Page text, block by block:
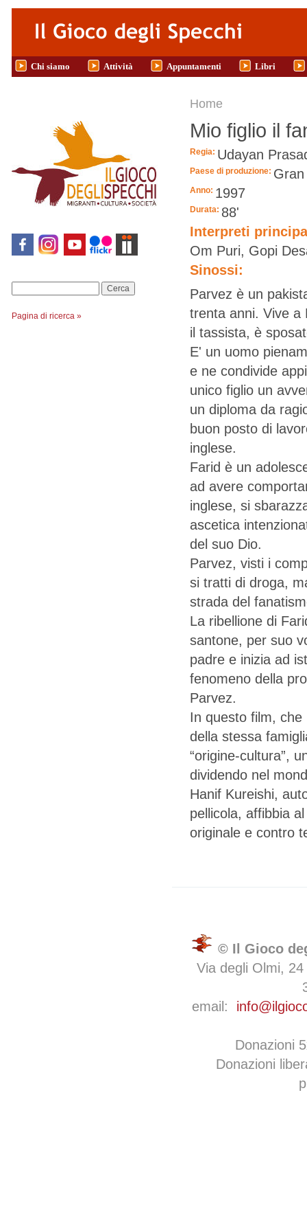
Salta al contenuto principale
Chi siamo Attività Appuntamenti Libri
Pagina di ricerca »
Tu sei qui
Home
Mio figlio il
Regia: Udayan
Paese di produzione:
Anno: 1997
Durata: 88'
Interpreti
Om Puri, Gopi
Sinossi:
Parvez è un
trenta anni. Vive a
il tassista, è
E' un uomo
e ne condivide
unico figlio un
un diploma da
buon posto di
inglese.
Farid è un
ad avere
inglese, si
ascetica
del suo Dio.
Parvez, visti i
si tratti di droga,
strada del
La ribellione di
santone, per suo
padre e inizia ad
fenomeno della
Parvez.
In questo film,
della stessa
“origine-cultura”,
dividendo nel
Hanif Kureishi,
pellicola, affibbia
originale e contro
© Il Gioco
Via degli Olmi,
email:
Donazioni
Donazioni